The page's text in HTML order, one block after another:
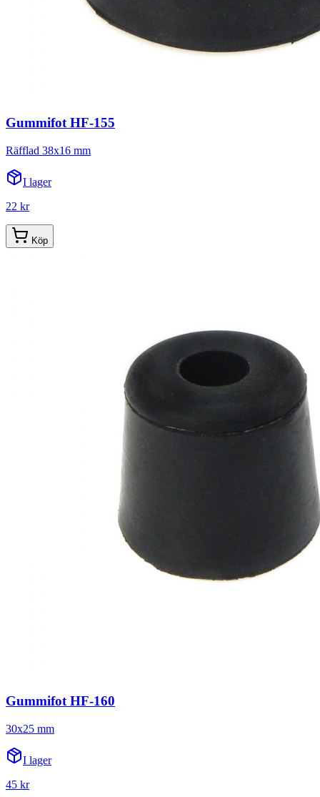
Gummifot HF-155
Räfflad 38x16 mm
I lager
22 kr
Köp
Gummifot HF-160
30x25 mm
I lager
45 kr